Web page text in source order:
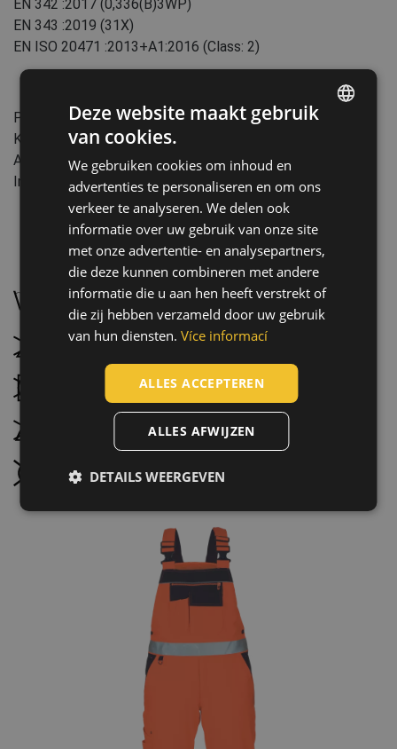
EN 342 :2017 (0,336(B)3WP)
EN 343 :2019 (31X)
EN ISO 20471 :2013+A1:2016 (Class: 2)
Pasvorm: Relax
Kenmerken: Winddicht, Waterbestendig
Aantal wascycli: 25
Industrie: Bouw
Onderhoud:
Wassen op 40 °C, mild wasproces
Niet bleken
Droogtrommel niet mogelijk
Niet stomen
CZECH
SLOVAK
ROMANIAN
POLISH
GERMAN
SPANISH
Deze website maakt gebruik
van cookies.
We gebruiken cookies om inhoud en
advertenties te personaliseren en om ons
verkeer te analyseren. We delen ook
informatie over uw gebruik van onze site
met onze advertentie- en analysepartners,
die deze kunnen combineren met andere
informatie die u aan hen heeft verstrekt of
die zij hebben verzameld door uw gebruik
van hun diensten. Více informací
ALLES ACCEPTEREN
ALLES AFWIJZEN
DETAILS WEERGEVEN